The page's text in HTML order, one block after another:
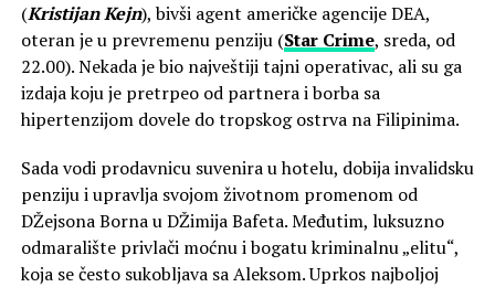
(Kristijan Kejn), bivši agent američke agencije DEA,
oteran je u prevremenu penziju (Star Crime, sreda, od
22.00). Nekada je bio najveštiji tajni operativac, ali su ga
izdaja koju je pretrpeo od partnera i borba sa
hipertenzijom dovele do tropskog ostrva na Filipinima.
Sada vodi prodavnicu suvenira u hotelu, dobija invalidsku
penziju i upravlja svojom životnom promenom od
DŽejsona Borna u DŽimija Bafeta. Međutim, luksuzno
odmaralište privlači moćnu i bogatu kriminalnu „elitu“,
koja se često sukobljava sa Aleksom. Uprkos najboljoj